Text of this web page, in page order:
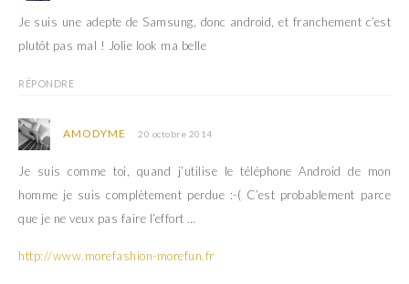
Je suis une adepte de Samsung, donc android, et franchement c’est
plutôt pas mal ! Jolie look ma belle
RÉPONDRE
AMODYME 20 octobre 2014
Je suis comme toi, quand j’utilise le téléphone Android de mon
homme je suis complètement perdue :-( C’est probablement parce
que je ne veux pas faire l’effort …
http://www.morefashion-morefun.fr